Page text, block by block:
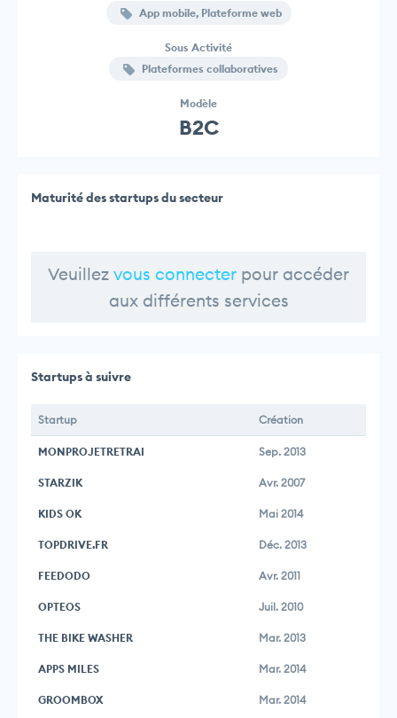
App mobile, Plateforme web
Sous Activité
Plateformes collaboratives
Modèle
B2C
Maturité des startups du secteur
Veuillez vous connecter pour accéder
aux différents services
Startups à suivre
Startup Création
MONPROJETRETRAI Sep. 2013
STARZIK Avr. 2007
KIDS OK Mai 2014
TOPDRIVE.FR Déc. 2013
FEEDODO Avr. 2011
OPTEOS Juil. 2010
THE BIKE WASHER Mar. 2013
APPS MILES Mar. 2014
GROOMBOX Mar. 2014